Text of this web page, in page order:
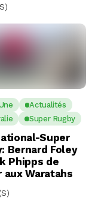
Actualités
Super Rugby
Super
Bernard Foley
Phipps de
aux Waratahs